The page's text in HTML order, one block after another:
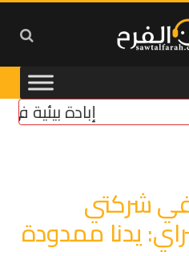
إبادة بيئية في
شركتي
يدنا ممدودة